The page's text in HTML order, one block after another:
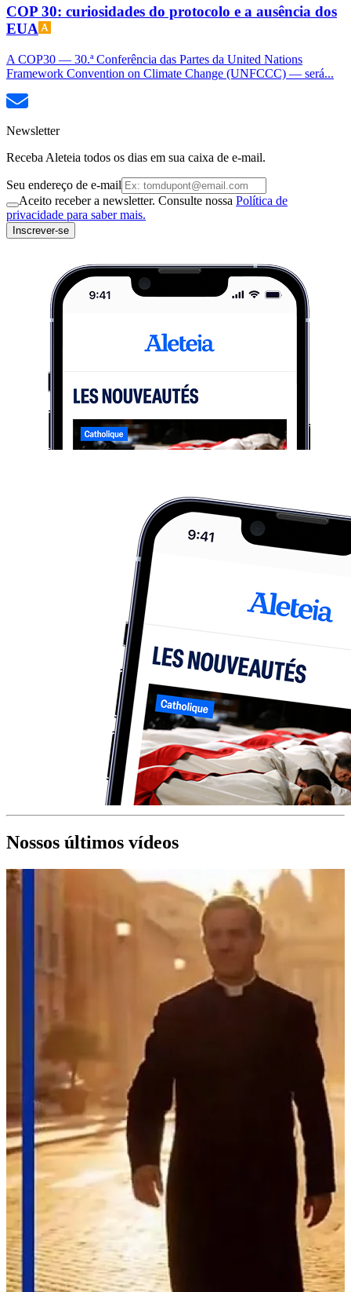
COP 30: curiosidades do protocolo e a ausência dos
EUA
A COP30 — 30.ª Conferência das Partes da United Nations
Framework Convention on Climate Change (UNFCCC) — será...
Newsletter
Receba Aleteia todos os dias em sua caixa de e-mail.
Seu endereço de e-mail
Aceito receber a newsletter. Consulte nossa Política de
privacidade para saber mais.
Inscrever-se
Nossos últimos vídeos